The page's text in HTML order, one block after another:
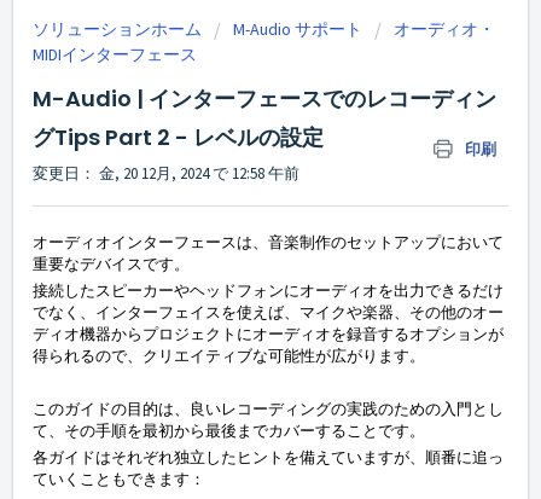
ソリューションホーム M-Audio サポート
オーディオ・
MIDIインターフェース
M-Audio | インターフェースでのレコーディン
グTips Part 2 - レベルの設定
印刷
変更日： 金, 20 12月, 2024 で 12:58 午前
オーディオインターフェースは、音楽制作のセットアップにおいて
重要なデバイスです。
接続したスピーカーやヘッドフォンにオーディオを出力できるだけ
でなく、インターフェイスを使えば、マイクや楽器、その他のオー
ディオ機器からプロジェクトにオーディオを録音するオプションが
得られるので、クリエイティブな可能性が広がります。
このガイドの目的は、良いレコーディングの実践のための入門とし
て、その手順を最初から最後までカバーすることです。
各ガイドはそれぞれ独立したヒントを備えていますが、順番に追っ
ていくこともできます：